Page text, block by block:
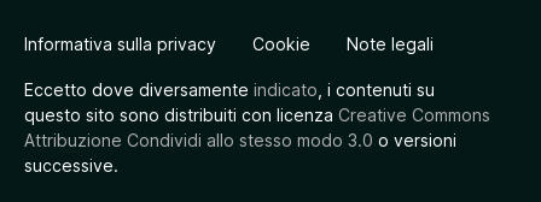
Informativa sulla privacy Cookie Note legali
Eccetto dove diversamente indicato , i contenuti su
questo sito sono distribuiti con licenza Creative Commons
Attribuzione Condividi allo stesso modo 3.0 o versioni
successive.